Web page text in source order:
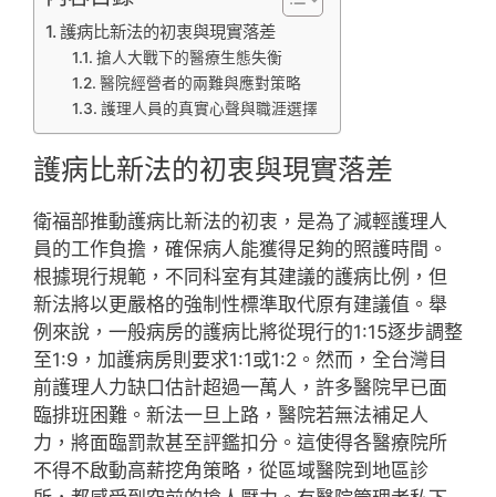
護病比新法的初衷與現實落差
搶人大戰下的醫療生態失衡
醫院經營者的兩難與應對策略
護理人員的真實心聲與職涯選擇
護病比新法的初衷與現實落差
衛福部推動護病比新法的初衷，是為了減輕護理人
員的工作負擔，確保病人能獲得足夠的照護時間。
根據現行規範，不同科室有其建議的護病比例，但
新法將以更嚴格的強制性標準取代原有建議值。舉
例來說，一般病房的護病比將從現行的1:15逐步調整
至1:9，加護病房則要求1:1或1:2。然而，全台灣目
前護理人力缺口估計超過一萬人，許多醫院早已面
臨排班困難。新法一旦上路，醫院若無法補足人
力，將面臨罰款甚至評鑑扣分。這使得各醫療院所
不得不啟動高薪挖角策略，從區域醫院到地區診